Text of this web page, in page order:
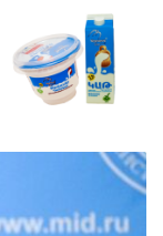
սուվերեն
ՀՀ
Մտքեր են
վիճակի